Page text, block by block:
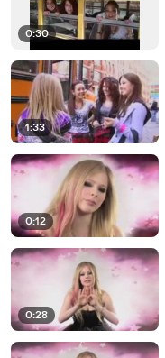
0:30
1:33
0:12
0:28